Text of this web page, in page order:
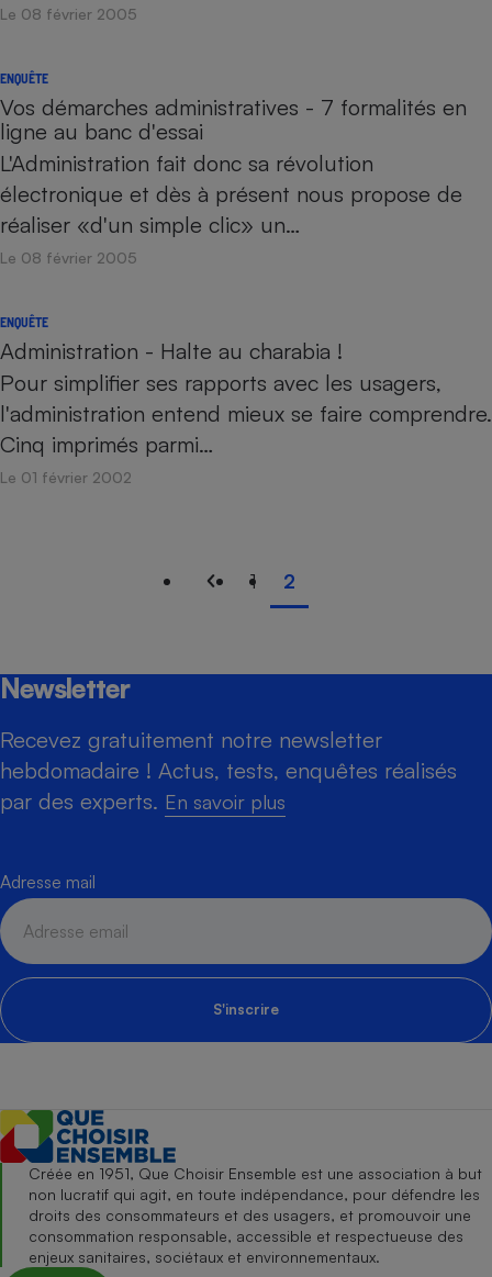
Le 08 février 2005
ENQUÊTE
Vos démarches administratives - 7 formalités en
ligne au banc d'essai
L'Administration fait donc sa révolution
électronique et dès à présent nous propose de
réaliser «d'un simple clic» un…
Le 08 février 2005
ENQUÊTE
Administration - Halte au charabia !
Pour simplifier ses rapports avec les usagers,
l'administration entend mieux se faire comprendre.
Cinq imprimés parmi…
Le 01 février 2002
1 2
Newsletter
Recevez gratuitement notre newsletter
hebdomadaire ! Actus, tests, enquêtes réalisés
par des experts. En savoir plus
Adresse mail
S'inscrire
Créée en 1951, Que Choisir Ensemble est une association à but
non lucratif qui agit, en toute indépendance, pour défendre les
droits des consommateurs et des usagers, et promouvoir une
consommation responsable, accessible et respectueuse des
enjeux sanitaires, sociétaux et environnementaux.